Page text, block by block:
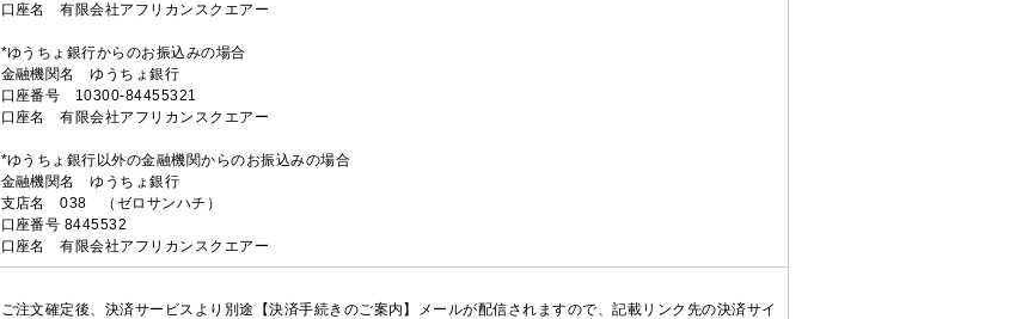
口座名 有限会社アフリカンスクエアー
*ゆうちょ銀行からのお振込みの場合
金融機関名 ゆうちょ銀行
口座番号 10300-84455321
口座名 有限会社アフリカンスクエアー
*ゆうちょ銀行以外の金融機関からのお振込みの場合
金融機関名 ゆうちょ銀行
支店名 038 （ゼロサンハチ）
口座番号 8445532
口座名 有限会社アフリカンスクエアー
ご注文確定後、決済サービスより別途【決済手続きのご案内】メールが配信されますので、記載リンク先の決済サイ